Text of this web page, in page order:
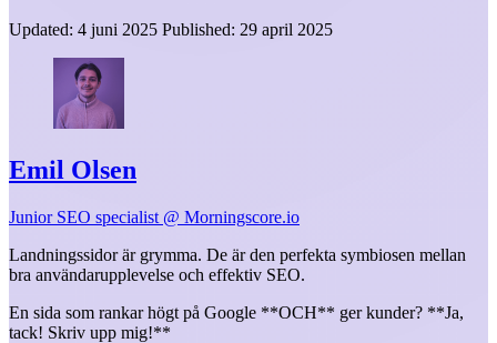
Updated: 4 juni 2025 Published: 29 april 2025
Emil Olsen
Junior SEO specialist @ Morningscore.io
Landningssidor är grymma. De är den perfekta symbiosen mellan
bra användarupplevelse och effektiv SEO.
En sida som rankar högt på Google **OCH** ger kunder? **Ja,
tack! Skriv upp mig!**